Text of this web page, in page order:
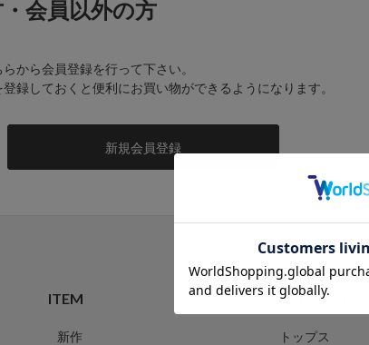
会員以外の方
から会員登録を行って下さい。
録しておくと便利にお買い物ができるようになります。
ITEM
新作
CATEGORY
トップス